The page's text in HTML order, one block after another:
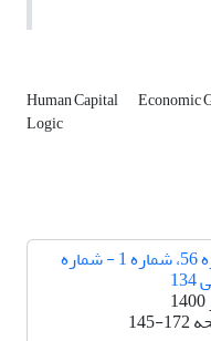
Human Capital Economic
Logic
دوره 56، شماره 1 - شماره
145-172